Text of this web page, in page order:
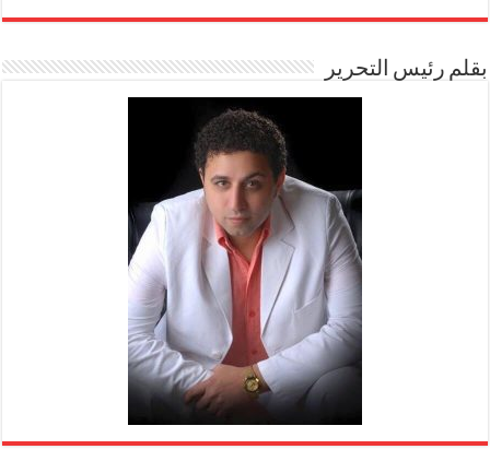
بقلم رئيس التحرير